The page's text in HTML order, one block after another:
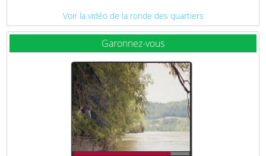
Voir la vidéo de la ronde des quartiers
Garonnez-vous